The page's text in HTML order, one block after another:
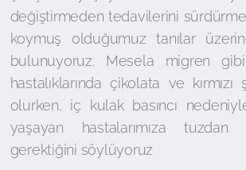
değiştirmeden tedavilerini
koymuş olduğumuz tanılar
bulunuyoruz. Mesela migren
hastalıklarında çikolata ve
olurken, iç kulak basıncı
yaşayan hastalarımıza tuzdan
gerektiğini söylüyoruz